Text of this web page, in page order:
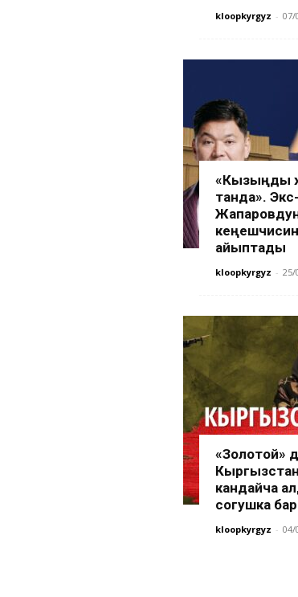
kloopkyrgyz - 07/
«Кызыңды
танда».
айыптады
kloopkyrgyz - 25/
«Золотой»
кандайча
согушка
kloopkyrgyz - 04/